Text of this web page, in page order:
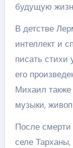
будущую
В детстве
интеллект и
писать стихи
его
Михаил также
музыки,
После
селе